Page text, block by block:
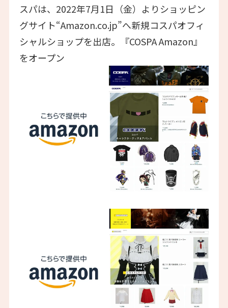
スパは、2022年7月1日（金）よりショッピン
グサイト“Amazon.co.jp”へ新規コスパオフィ
シャルショップを出店。『COSPA Amazon』
をオープン